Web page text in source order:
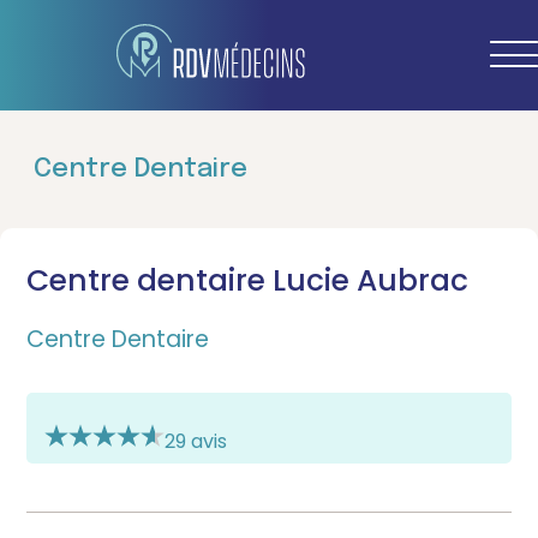
Centre Dentaire
Centre dentaire Lucie Aubrac
Centre Dentaire
29 avis